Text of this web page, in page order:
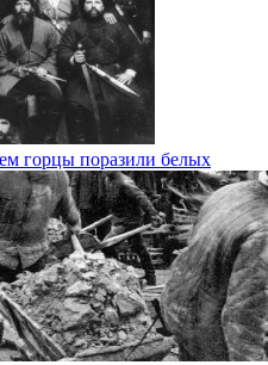
горцы поразили белых